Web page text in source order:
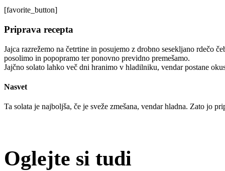
[favorite_button]
Priprava recepta
Jajca razrežemo na četrtine in posujemo z drobno sesekljano rdečo
posolimo in popopramo ter ponovno previdno premešamo.
Jajčno solato lahko več dni hranimo v hladilniku, vendar postane
Nasvet
Ta solata je najboljša, če je sveže zmešana, vendar hladna. Zato jo
Oglejte si tudi